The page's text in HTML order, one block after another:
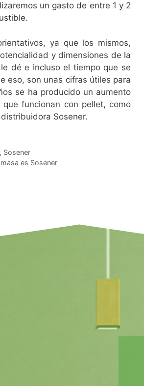
un gasto de entre 1 y 2
ya que los mismos,
y dimensiones de la
dé e incluso el tiempo que se
eso, son unas cifras útiles para
se ha producido un aumento
funcionan con pellet, como
Sosener.
Sosener
es Sosener